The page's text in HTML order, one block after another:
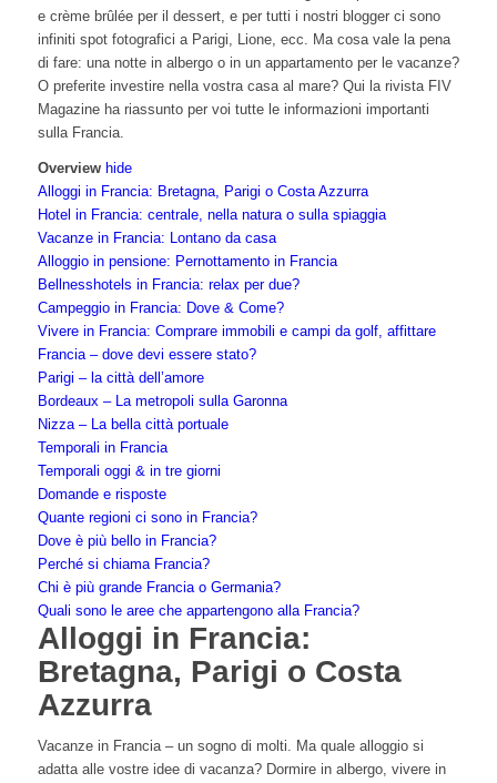
e crème brûlée per il dessert, e per tutti i nostri blogger ci sono
infiniti spot fotografici a Parigi, Lione, ecc. Ma cosa vale la pena
di fare: una notte in albergo o in un appartamento per le vacanze?
O preferite investire nella vostra casa al mare? Qui la rivista FIV
Magazine ha riassunto per voi tutte le informazioni importanti
sulla Francia.
Overview hide
Alloggi in Francia: Bretagna, Parigi o Costa Azzurra
Hotel in Francia: centrale, nella natura o sulla spiaggia
Vacanze in Francia: Lontano da casa
Alloggio in pensione: Pernottamento in Francia
Bellnesshotels in Francia: relax per due?
Campeggio in Francia: Dove & Come?
Vivere in Francia: Comprare immobili e campi da golf, affittare
Francia – dove devi essere stato?
Parigi – la città dell’amore
Bordeaux – La metropoli sulla Garonna
Nizza – La bella città portuale
Temporali in Francia
Temporali oggi & in tre giorni
Domande e risposte
Quante regioni ci sono in Francia?
Dove è più bello in Francia?
Perché si chiama Francia?
Chi è più grande Francia o Germania?
Quali sono le aree che appartengono alla Francia?
Alloggi in Francia:
Bretagna, Parigi o Costa
Azzurra
Vacanze in Francia – un sogno di molti. Ma quale alloggio si
adatta alle vostre idee di vacanza? Dormire in albergo, vivere in